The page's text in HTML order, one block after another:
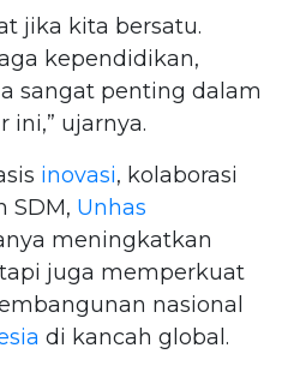
jika kita bersatu.
kependidikan,
sangat penting dalam
ini,” ujarnya.
inovasi, kolaborasi
SDM, Unhas
meningkatkan
juga memperkuat
nasional
di kancah global.